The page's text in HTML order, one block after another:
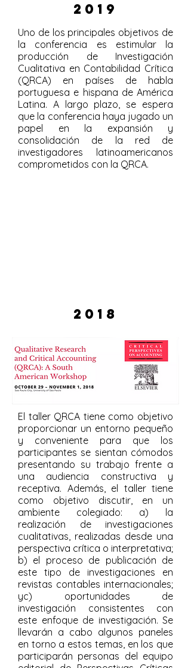
2019
Uno de los principales objetivos de
la conferencia es estimular la
producción de Investigación
Cualitativa en Contabilidad Crítica
(QRCA) en países de habla
portuguesa e hispana de América
Latina. A largo plazo, se espera
que la conferencia haya jugado un
papel en la expansión y
consolidación de la red de
investigadores latinoamericanos
comprometidos con la QRCA.
2018
El taller QRCA tiene como objetivo
proporcionar un entorno pequeño
y conveniente para que los
participantes se sientan cómodos
presentando su trabajo frente a
una audiencia constructiva y
receptiva. Además, el taller tiene
como objetivo discutir, en un
ambiente colegiado: a) la
realización de investigaciones
cualitativas, realizadas desde una
perspectiva crítica o interpretativa;
b) el proceso de publicación de
este tipo de investigaciones en
revistas contables internacionales;
yc) oportunidades de
investigación consistentes con
este enfoque de investigación. Se
llevarán a cabo algunos paneles
en torno a estos temas, en los que
participarán personas del equipo